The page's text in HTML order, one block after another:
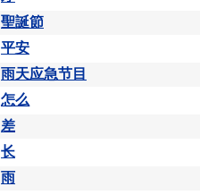
聖誕節
平安
雨天应急节目
怎么
差
长
雨